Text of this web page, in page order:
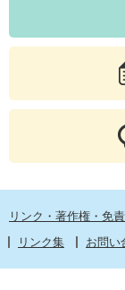
リンク・著作権・免
リンク集
お問い